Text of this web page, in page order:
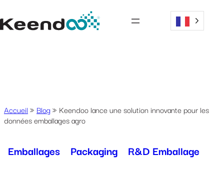
Accueil » Blog » Keendoo lance une solution innovante pour les
données emballages agro
Emballages Packaging R&D Emballage